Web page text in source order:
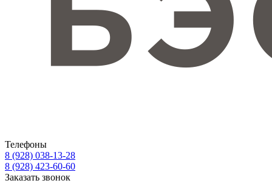
Телефоны
8 (928) 038-13-28
8 (928) 423-60-60
Заказать звонок